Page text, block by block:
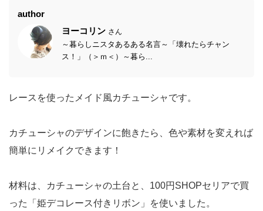
author
ヨーコリン さん
～暮らしニスタあるある名言～「壊れたらチャン
ス！」（＞ｍ＜）～暮ら...
レースを使ったメイド風カチューシャです。
カチューシャのデザインに飽きたら、色や素材を変えれば
簡単にリメイクできます！
材料は、カチューシャの土台と、100円SHOPセリアで買
った「姫デコレース付きリボン」を使いました。